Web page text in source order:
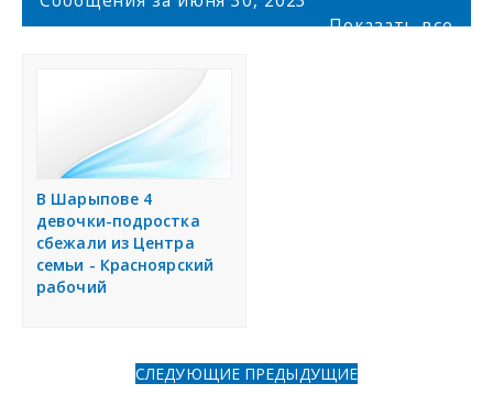
История города
Разместить объявление
Регионы России
Показать все
В Шарыпове 4
девочки-подростка
сбежали из Центра
семьи - Красноярский
рабочий
СЛЕДУЮЩИЕ ПРЕДЫДУЩИЕ